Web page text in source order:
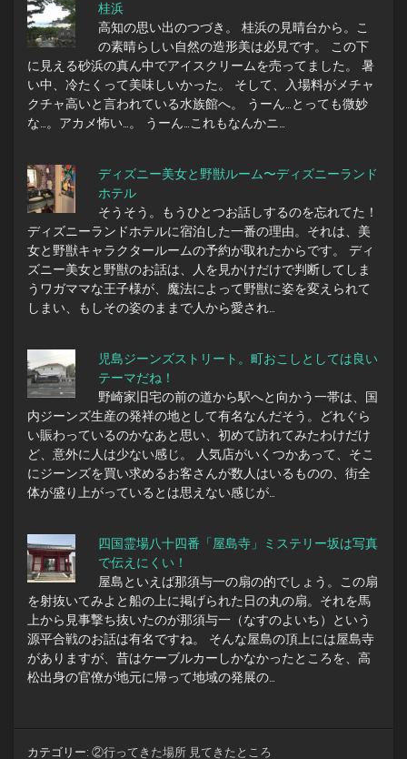
桂浜
高知の思い出のつづき。 桂浜の見晴台から。こ
の素晴らしい自然の造形美は必見です。 この下
に見える砂浜の真ん中でアイスクリームを売ってました。 暑
い中、冷たくって美味しいかった。 そして、入場料がメチャ
クチャ高いと言われている水族館へ。 うーん…とっても微妙
な…。アカメ怖い…。 うーん…これもなんかニ…
ディズニー美女と野獣ルーム〜ディズニーランド
ホテル
そうそう。もうひとつお話しするのを忘れてた！
ディズニーランドホテルに宿泊した一番の理由。それは、美
女と野獣キャラクタールームの予約が取れたからです。 ディ
ズニー美女と野獣のお話は、人を見かけだけで判断してしま
うワガママな王子様が、魔法によって野獣に姿を変えられて
しまい、もしその姿のままで人から愛され…
児島ジーンズストリート。町おこしとしては良い
テーマだね！
野崎家旧宅の前の道から駅へと向かう一帯は、国
内ジーンズ生産の発祥の地として有名なんだそう。どれぐら
い賑わっているのかなあと思い、初めて訪れてみたわけだけ
ど、意外に人は少ない感じ。 人気店がいくつかあって、そこ
にジーンズを買い求めるお客さんが数人はいるものの、街全
体が盛り上がっているとは思えない感じが…
四国霊場八十四番「屋島寺」ミステリー坂は写真
で伝えにくい！
屋島といえば那須与一の扇の的でしょう。この扇
を射抜いてみよと船の上に掲げられた日の丸の扇。それを馬
上から見事撃ち抜いたのが那須与一（なすのよいち）という
源平合戦のお話は有名ですね。 そんな屋島の頂上には屋島寺
がありますが、昔はケーブルカーしかなかったところを、高
松出身の官僚が地元に帰って地域の発展の…
カテゴリー: ②行ってきた場所 見てきたところ